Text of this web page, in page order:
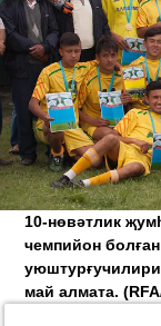
10-нөвәтлик
чемпийон
май алмата.